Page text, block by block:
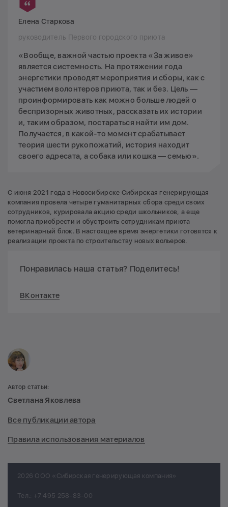
Елена Старкова
руководитель Первого городского приюта
«Вообще, важной частью проекта «За живое»
является системность. На протяжении года
энергетики проводят мероприятия и сборы, как с
участием волонтеров приюта, так и без. Цель —
проинформировать как можно больше людей о
беспризорных животных, рассказать их истории
и, таким образом, постараться найти им дом.
Получается, в какой-то момент срабатывает
теория шести рукопожатий, история находит
своего адресата, а собака или кошка — семью».
С июня 2021 года в Новосибирске Сибирская генерирующая
компания провела четыре гуманитарных сбора среди своих
сотрудников, курировала акцию среди школьников, а еще
помогла приобрести и обустроить сотрудникам приюта
ветеринарный блок. В настоящее время энергетики готовятся к
реализации проекта по строительству новых вольеров.
Понравилась наша статья? Поделитесь!
ВКонтакте
Автор статьи:
Светлана Яковлева
Все публикации автора
Правила использования материалов
2026 ООО «Сибирская генерирующая компания»
Тел.: +7 495 258-83-00